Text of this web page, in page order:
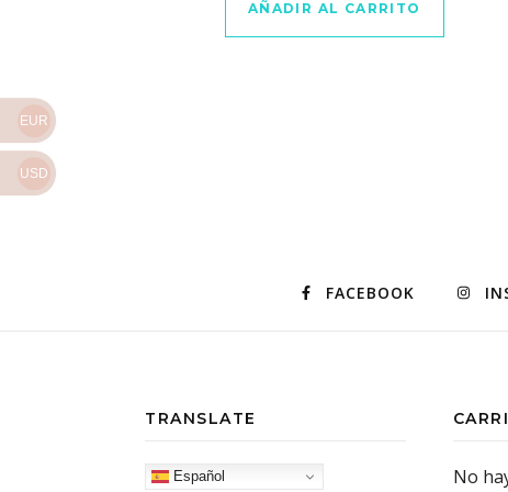
AÑADIR AL CARRITO
FACEBOOK
TRANSLATE
Español No
EUR
USD